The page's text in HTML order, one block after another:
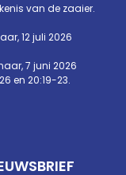
van de zaaier.
12 juli 2026
7 juni 2026
en 20:19-23.